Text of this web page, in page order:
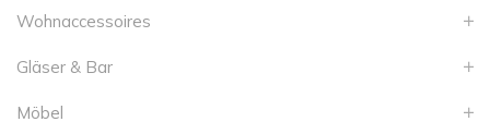
Wohnaccessoires
Gläser & Bar
Möbel